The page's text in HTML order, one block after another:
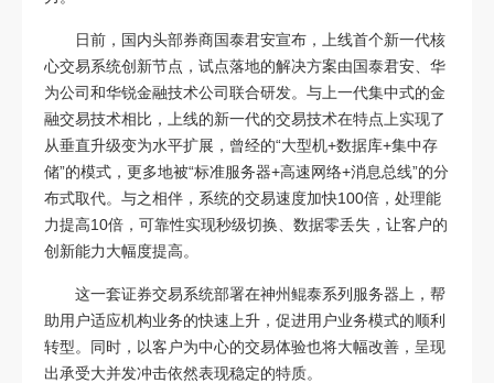
日前，国内头部券商国泰君安宣布，上线首个新一代核
心交易系统创新节点，试点落地的解决方案由国泰君安、华
为公司和华锐金融技术公司联合研发。与上一代集中式的金
融交易技术相比，上线的新一代的交易技术在特点上实现了
从垂直升级变为水平扩展，曾经的“大型机+数据库+集中存
储”的模式，更多地被“标准服务器+高速网络+消息总线”的分
布式取代。与之相伴，系统的交易速度加快100倍，处理能
力提高10倍，可靠性实现秒级切换、数据零丢失，让客户的
创新能力大幅度提高。
这一套证券交易系统部署在神州鲲泰系列服务器上，帮
助用户适应机构业务的快速上升，促进用户业务模式的顺利
转型。同时，以客户为中心的交易体验也将大幅改善，呈现
出承受大并发冲击依然表现稳定的特质。